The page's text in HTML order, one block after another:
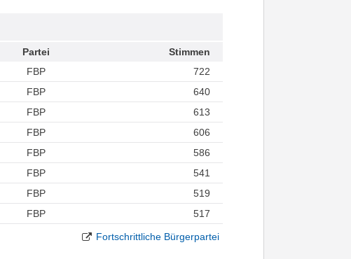
Partei
Stimmen
FBP
722
FBP
640
FBP
613
FBP
606
FBP
586
FBP
541
FBP
519
FBP 517
Fortschrittliche Bürgerpartei